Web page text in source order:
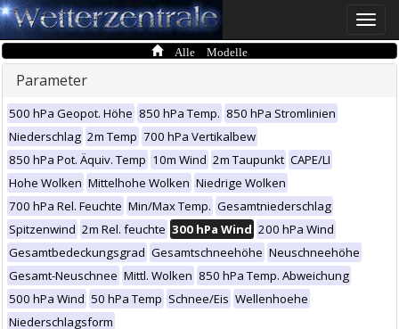
Toggle
Alle Modelle
Parameter
500 hPa Geopot. Höhe 850 hPa Temp. 850 hPa Stromlinien
Niederschlag 2m Temp 700 hPa Vertikalbew
850 hPa Pot. Äquiv. Temp 10m Wind 2m Taupunkt CAPE/LI
Hohe Wolken Mittelhohe Wolken Niedrige Wolken
700 hPa Rel. Feuchte Min/Max Temp. Gesamtniederschlag
Spitzenwind 2m Rel. feuchte 300 hPa Wind 200 hPa Wind
Gesamtbedeckungsgrad Gesamtschneehöhe Neuschneehöhe
Gesamt-Neuschnee Mittl. Wolken 850 hPa Temp. Abweichung
500 hPa Wind 50 hPa Temp Schnee/Eis Wellenhoehe
Niederschlagsform